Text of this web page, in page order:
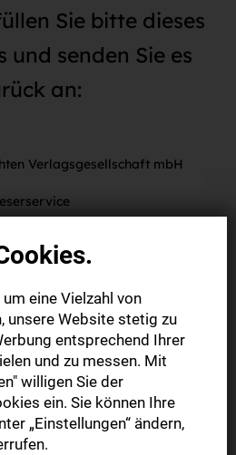
Sie bitte dieses
und senden Sie es
an:
Verlagsgesellschaft mbH
wir (*) den von mir/uns (*)
über den Kauf der folgenden
eine Vielzahl von
unsere Website stetig zu
entsprechend Ihrer
und zu messen. Mit
willigen Sie der
ein. Sie können Ihre
„Einstellungen“ ändern,